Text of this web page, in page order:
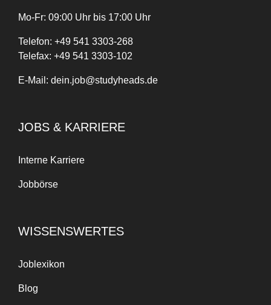
Mo-Fr: 09:00 Uhr bis 17:00 Uhr
Telefon: +49 541 3303-268
Telefax: +49 541 3303-102
E-Mail: dein.job@studyheads.de
JOBS & KARRIERE
Interne Karriere
Jobbörse
WISSENSWERTES
Joblexikon
Blog